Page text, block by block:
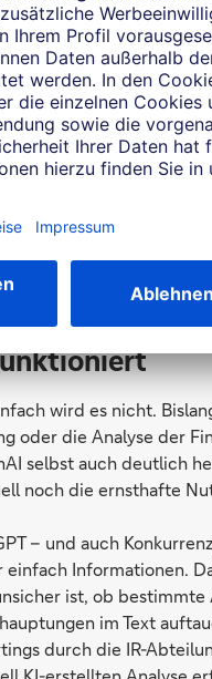
ihren „Investor
des
lassen können. Ganz
den bisherigen
doch waren sie
worden und
ist deutlich
auf allen
wird es nicht.
oder die Analyse der
selbst auch deutlich
noch die ernsthafte
– und auch
Informationen.
ist, ob
im Text
durch die IR-